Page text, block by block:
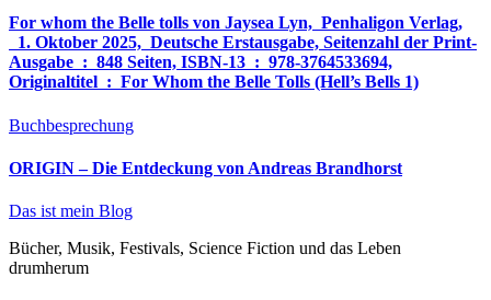
For whom the Belle tolls von Jaysea Lyn, ‎ Penhaligon Verlag,
‎ 1. Oktober 2025, ‎ Deutsche Erstausgabe, Seitenzahl der Print-
Ausgabe ‏ : ‎ 848 Seiten, ISBN-13 ‏ : ‎ 978-3764533694,
Originaltitel ‏ : ‎ For Whom the Belle Tolls (Hell’s Bells 1)
Buchbesprechung
ORIGIN – Die Entdeckung von Andreas Brandhorst
Das ist mein Blog
Bücher, Musik, Festivals, Science Fiction und das Leben
drumherum